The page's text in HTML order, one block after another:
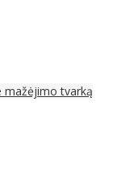
mažėjimo tvarką